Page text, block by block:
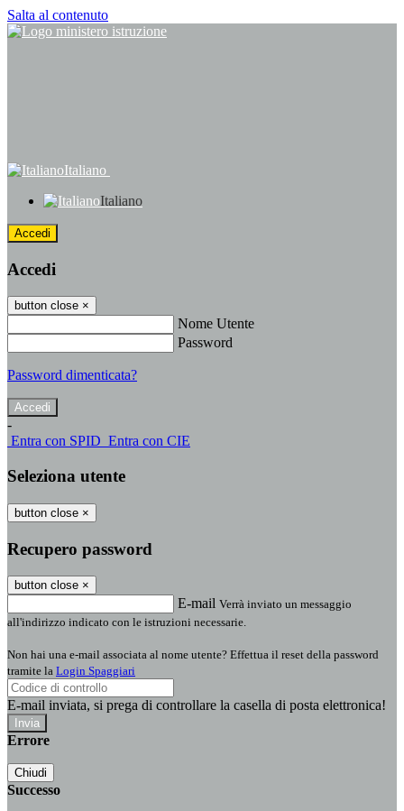
Salta al contenuto
Italiano
Italiano
Accedi
Accedi
button close ×
Nome Utente
Password
Password dimenticata?
-
Entra con SPID Entra con CIE
Seleziona utente
button close ×
Recupero password
button close ×
E-mail Verrà inviato un messaggio
all'indirizzo indicato con le istruzioni necessarie.
Non hai una e-mail associata al nome utente? Effettua il reset della password
tramite la Login Spaggiari
E-mail inviata, si prega di controllare la casella di posta elettronica!
Errore
Chiudi
Successo